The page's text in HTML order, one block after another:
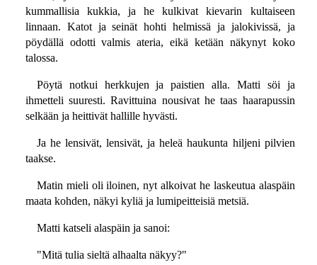
kummallisia kukkia, ja he kulkivat kievarin kultaiseen
linnaan. Katot ja seinät hohti helmissä ja jalokivissä, ja
pöydällä odotti valmis ateria, eikä ketään näkynyt koko
talossa.
Pöytä notkui herkkujen ja paistien alla. Matti söi ja
ihmetteli suuresti. Ravittuina nousivat he taas haarapussin
selkään ja heittivät hallille hyvästi.
Ja he lensivät, lensivät, ja heleä haukunta hiljeni pilvien
taakse.
Matin mieli oli iloinen, nyt alkoivat he laskeutua alaspäin
maata kohden, näkyi kyliä ja lumipeitteisiä metsiä.
Matti katseli alaspäin ja sanoi:
"Mitä tulia sieltä alhaalta näkyy?"